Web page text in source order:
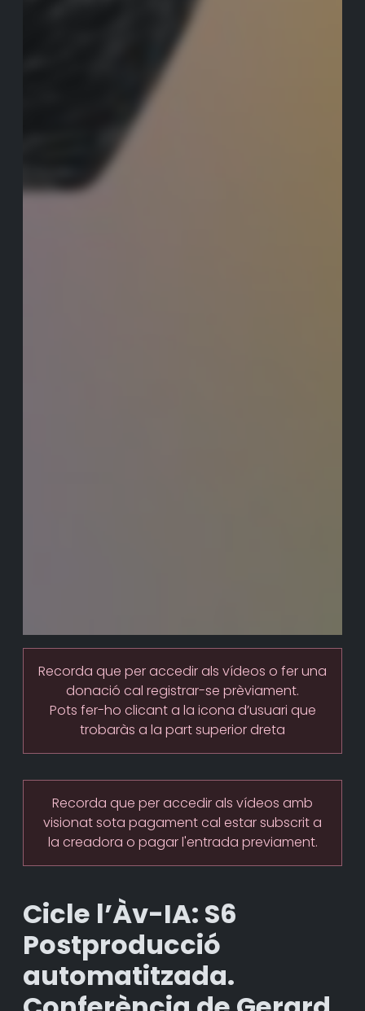
Recorda que per accedir als vídeos o fer una
donació cal registrar-se prèviament.
Pots fer-ho clicant a la icona d’usuari que
trobaràs a la part superior dreta
Recorda que per accedir als vídeos amb
visionat sota pagament cal estar subscrit a
la creadora o pagar l'entrada previament.
Cicle l’Àv-IA: S6
Postproducció
automatitzada.